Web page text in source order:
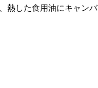
した食用油にキャン